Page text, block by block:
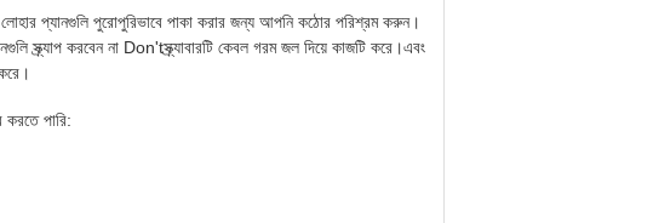
প্যানগুলি পুরোপুরিভাবে পাকা করার জন্য আপনি কঠোর পরিশ্রম করুন।
স্ক্র্যাপ করবেন না Don'tস্ক্র্যাবারটি কেবল গরম জল দিয়ে কাজটি করে।এবং
করতে পারি: